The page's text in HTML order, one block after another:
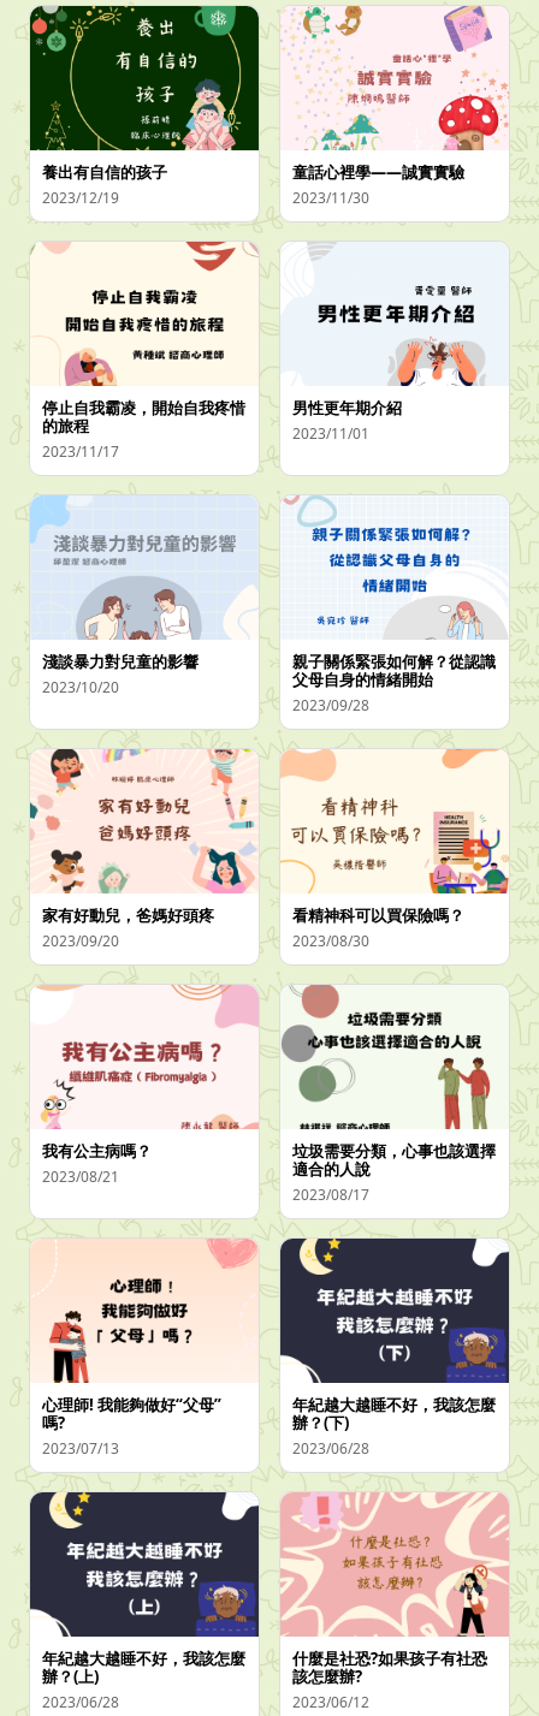
養出有自信的孩子
2023/12/19
童話心裡學——誠實實驗
2023/11/30
停止自我霸凌，開始自我疼惜
的旅程
2023/11/17
男性更年期介紹
2023/11/01
淺談暴力對兒童的影響
2023/10/20
親子關係緊張如何解？從認識
父母自身的情緒開始
2023/09/28
家有好動兒，爸媽好頭疼
2023/09/20
看精神科可以買保險嗎？
2023/08/30
我有公主病嗎？
2023/08/21
垃圾需要分類，心事也該選擇
適合的人說
2023/08/17
心理師! 我能夠做好“父母”
嗎?
2023/07/13
年紀越大越睡不好，我該怎麼
辦？(下)
2023/06/28
年紀越大越睡不好，我該怎麼
辦？(上)
2023/06/28
什麼是社恐?如果孩子有社恐
該怎麼辦?
2023/06/12